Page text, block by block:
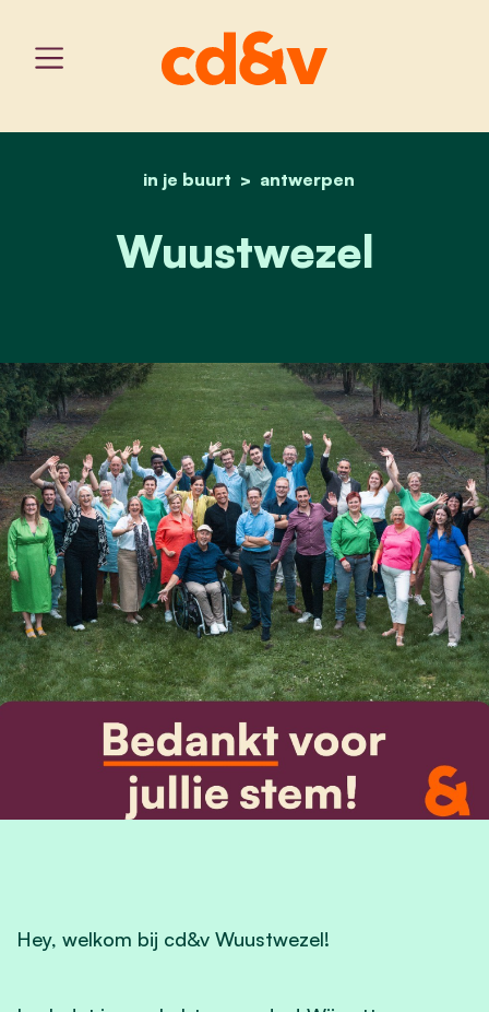
home
in je buurt antwerpen
wuustwezel
Wuustwezel
Hey, welkom bij cd&v Wuustwezel!